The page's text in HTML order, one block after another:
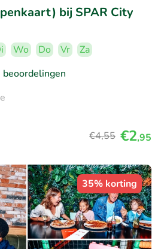
bij SPAR City
Wo Do Vr
Za
beoordelingen
€4,55 €2,95
35% korting